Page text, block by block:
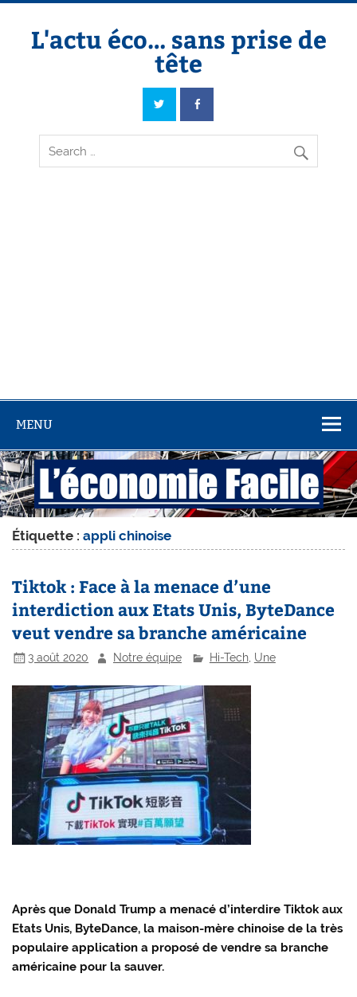
Skip
contentL'actu éco… sans prise de
tête
L'actu éco… sans prise de tête
MENU
Étiquette :appli chinoise
Tiktok : Face à la menace d’une
interdiction aux Etats Unis, ByteDance
veut vendre sa branche américaine
3 août 2020 Notre équipe Hi-Tech, Une
Après que Donald Trump a menacé d’interdire Tiktok aux
Etats Unis, ByteDance, la maison-mère chinoise de la très
populaire application a proposé de vendre sa branche
américaine pour la sauver.